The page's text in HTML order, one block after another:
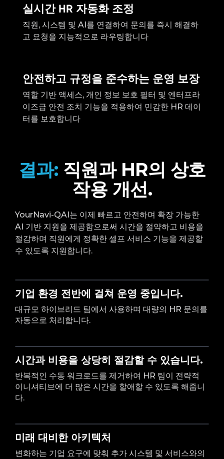
실시간 HR 자동화 조정
직원, 시스템 및 AI를 연결하여 문의를 즉시 해결하
고 요청을 지능적으로 라우팅합니다
안전하고 규정을 준수하는 운영 보장
역할 기반 액세스, 개인 정보 보호 필터 및 엔터프라
이즈급 안전 조치 기능을 적용하여 민감한 HR 데이
터를 보호합니다
결과: 직원과 HR의 상호
작용 개선.
YourNavi-QAI는 이제 빠르고 안전하며 확장 가능한
AI 기반 지원을 제공함으로써 시간을 절약하고 비용을
절감하며 직원에게 정확한 셀프 서비스 기능을 제공할
수 있도록 지원합니다.
기업 환경 전반에 걸쳐 운영 중입니다.
대규모 하이브리드 팀에서 사용하며 대량의 HR 문의를
자동으로 처리합니다.
시간과 비용을 상당히 절감할 수 있습니다.
반복적인 수동 워크로드를 제거하여 HR 팀이 전략적
이니셔티브에 더 많은 시간을 할애할 수 있도록 해줍니
다.
미래 대비한 아키텍처
변화하는 기업 요구에 맞춰 추가 시스템 및 서비스와의